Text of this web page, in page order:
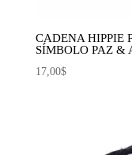
CADENA HIPPIE
SÍMBOLO PAZ &
17,00$